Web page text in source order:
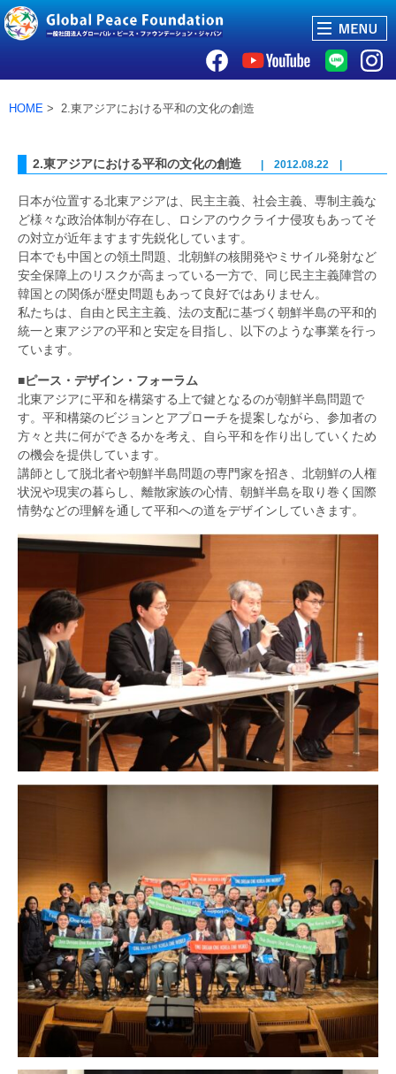
HOME > 2.東アジアにおける平和の文化の創造
2.東アジアにおける平和の文化の創造 | 2012.08.22 |
日本が位置する北東アジアは、民主主義、社会主義、専制主義な
ど様々な政治体制が存在し、ロシアのウクライナ侵攻もあってそ
の対立が近年ますます先鋭化しています。
日本でも中国との領土問題、北朝鮮の核開発やミサイル発射など
安全保障上のリスクが高まっている一方で、同じ民主主義陣営の
韓国との関係が歴史問題もあって良好ではありません。
私たちは、自由と民主主義、法の支配に基づく朝鮮半島の平和的
統一と東アジアの平和と安定を目指し、以下のような事業を行っ
ています。
■ピース・デザイン・フォーラム
北東アジアに平和を構築する上で鍵となるのが朝鮮半島問題で
す。平和構築のビジョンとアプローチを提案しながら、参加者の
方々と共に何ができるかを考え、自ら平和を作り出していくため
の機会を提供しています。
講師として脱北者や朝鮮半島問題の専門家を招き、北朝鮮の人権
状況や現実の暮らし、離散家族の心情、朝鮮半島を取り巻く国際
情勢などの理解を通して平和への道をデザインしていきます。